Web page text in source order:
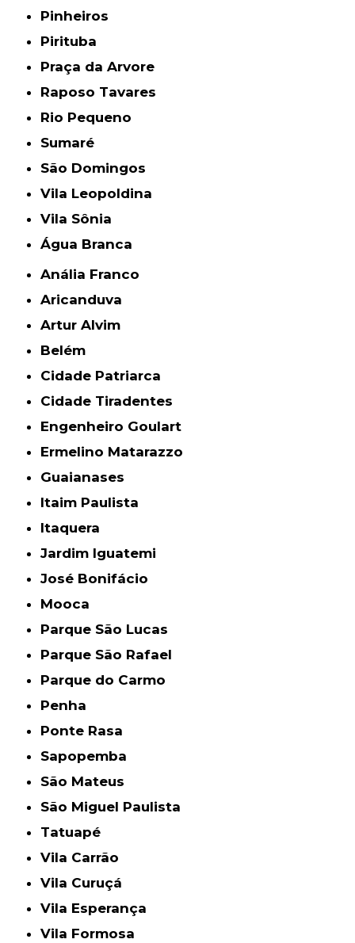
Pinheiros
Pirituba
Praça da Arvore
Raposo Tavares
Rio Pequeno
Sumaré
São Domingos
Vila Leopoldina
Vila Sônia
Água Branca
Anália Franco
Aricanduva
Artur Alvim
Belém
Cidade Patriarca
Cidade Tiradentes
Engenheiro Goulart
Ermelino Matarazzo
Guaianases
Itaim Paulista
Itaquera
Jardim Iguatemi
José Bonifácio
Mooca
Parque São Lucas
Parque São Rafael
Parque do Carmo
Penha
Ponte Rasa
Sapopemba
São Mateus
São Miguel Paulista
Tatuapé
Vila Carrão
Vila Curuçá
Vila Esperança
Vila Formosa